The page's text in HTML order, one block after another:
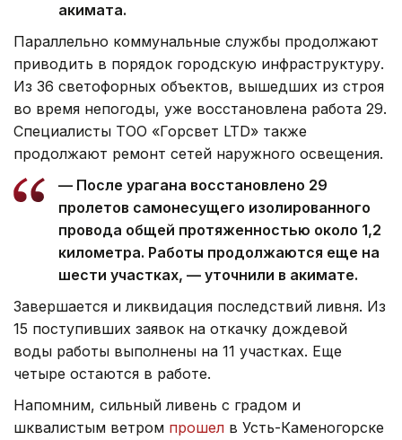
акимата.
Параллельно коммунальные службы продолжают
приводить в порядок городскую инфраструктуру.
Из 36 светофорных объектов, вышедших из строя
во время непогоды, уже восстановлена работа 29.
Специалисты ТОО «Горсвет LTD» также
продолжают ремонт сетей наружного освещения.
— После урагана восстановлено 29
пролетов самонесущего изолированного
провода общей протяженностью около 1,2
километра. Работы продолжаются еще на
шести участках, — уточнили в акимате.
Завершается и ликвидация последствий ливня. Из
15 поступивших заявок на откачку дождевой
воды работы выполнены на 11 участках. Еще
четыре остаются в работе.
Напомним, сильный ливень с градом и
шквалистым ветром прошел в Усть-Каменогорске